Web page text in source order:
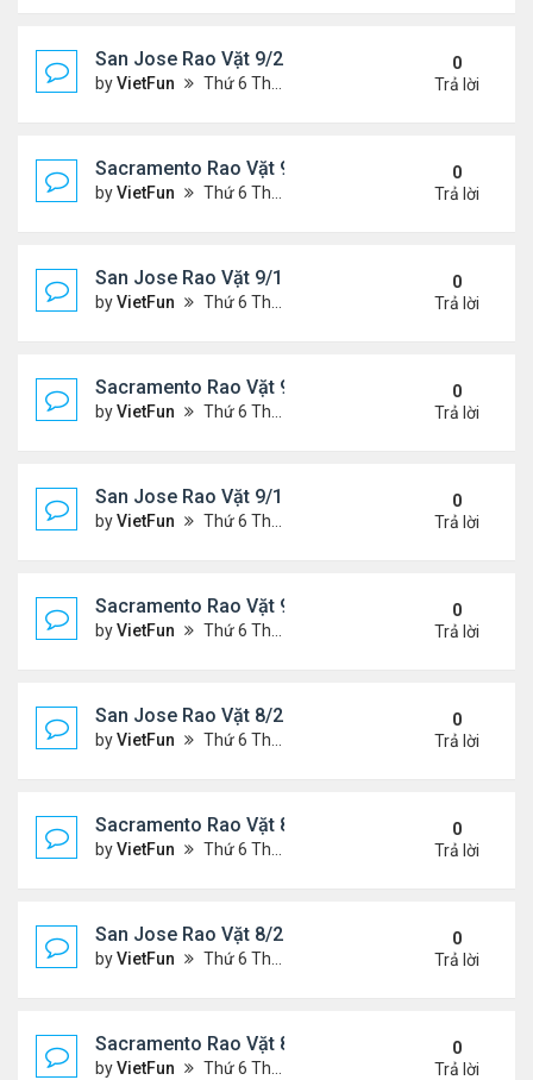
San Jose Rao Vặt 9/24/21- 10/1/21
byVietFun Thứ 6 Tháng 9 24, 2021 8:08 pm
0
Trả lời
Sacramento Rao Vặt 9/24/21- 10/1/21
byVietFun Thứ 6 Tháng 9 24, 2021 1:06 pm
0
Trả lời
San Jose Rao Vặt 9/17/21- 9/24/21
byVietFun Thứ 6 Tháng 9 17, 2021 3:03 pm
0
Trả lời
Sacramento Rao Vặt 9/17/21- 9/24/21
byVietFun Thứ 6 Tháng 9 17, 2021 2:33 pm
0
Trả lời
San Jose Rao Vặt 9/10/21- 9/17/21
byVietFun Thứ 6 Tháng 9 10, 2021 1:44 pm
0
Trả lời
Sacramento Rao Vặt 9/10/21- 9/17/21
byVietFun Thứ 6 Tháng 9 10, 2021 1:39 pm
0
Trả lời
San Jose Rao Vặt 8/27/21- 9/3/21
byVietFun Thứ 6 Tháng 8 27, 2021 9:56 am
0
Trả lời
Sacramento Rao Vặt 8/27/21- 9/3/21
byVietFun Thứ 6 Tháng 8 27, 2021 9:50 am
0
Trả lời
San Jose Rao Vặt 8/20/21- 8/27/21
byVietFun Thứ 6 Tháng 8 20, 2021 2:15 pm
0
Trả lời
Sacramento Rao Vặt 8/20/21- 8/27/21
byVietFun Thứ 6 Tháng 8 20, 2021 2:08 pm
0
Trả lời